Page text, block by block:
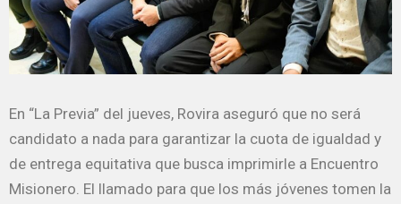
En “La Previa” del jueves, Rovira aseguró que no será
candidato a nada para garantizar la cuota de igualdad y
de entrega equitativa que busca imprimirle a Encuentro
Misionero. El llamado para que los más jóvenes tomen la